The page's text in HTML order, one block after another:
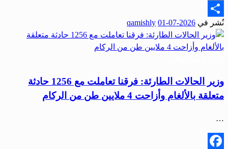
Email
Share
نُشر في 2026-07-01
qamishly
وزير الحالات الطارئة: فرقنا تعاملت مع 1256 حادثة
متعلقة بالألغام وأزاحت 4 ملايين طن من الركام
…